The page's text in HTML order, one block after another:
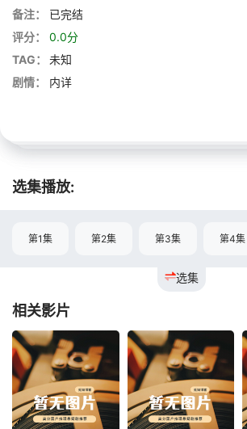
备注：
已完结
评分：
0.0分
TAG：
未知
剧情：
内详
选集播放:
选集
第1集 第2集 第3集 第4集
相关影片